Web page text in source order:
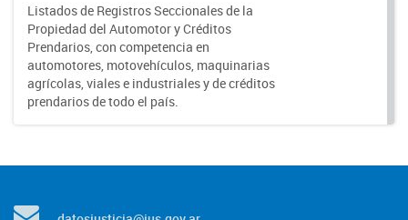
Listados de Registros Seccionales de la
Propiedad del Automotor y Créditos
Prendarios, con competencia en
automotores, motovehículos, maquinarias
agrícolas, viales e industriales y de créditos
prendarios de todo el país.